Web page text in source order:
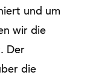
und um
wir die
Der
die